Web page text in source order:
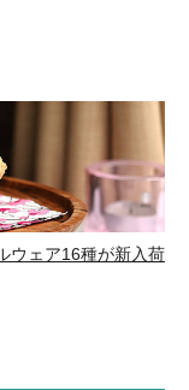
ウェア16種が新入荷